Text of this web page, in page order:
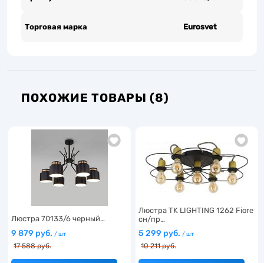
Торговая марка Eurosvet
ПОХОЖИЕ ТОВАРЫ (8)
Люстра 70133/6 черный…
9 879 руб. / шт
17 588 руб.
Люстра TK LIGHTING 1262 Fiore
сн/пр…
5 299 руб. / шт
10 211 руб.